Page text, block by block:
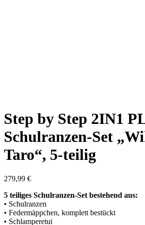
Step by Step 2IN1
Schulranzen-Set
Taro“, 5-teilig
279,99 €
5 teiliges Schulranzen-Set bestehend aus:
• Schulranzen
• Federmäppchen, komplett bestückt
• Schlamperetui